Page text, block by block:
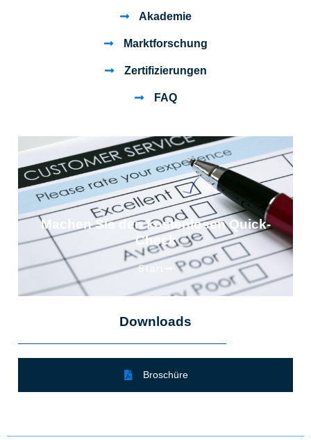
Akademie
Marktforschung
Zertifizierungen
FAQ
Machen Sie den kostenlosen Quick-
Check
Start
Downloads
Broschüre